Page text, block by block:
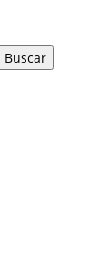
Buscar